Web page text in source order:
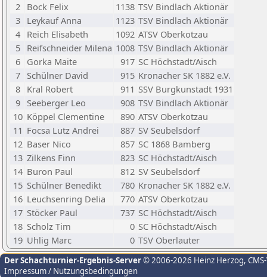
2
Bock Felix 1138 TSV Bindlach Aktionär
3
Leykauf Anna 1123 TSV Bindlach Aktionär
4
Reich Elisabeth 1092 ATSV Oberkotzau
5
Reifschneider Milena 1008 TSV Bindlach Aktionär
6
Gorka Maite 917 SC Höchstadt/Aisch
7
Schülner David 915 Kronacher SK 1882 e.V.
8
Kral Robert 911 SSV Burgkunstadt 1931
9
Seeberger Leo 908 TSV Bindlach Aktionär
10 Köppel Clementine 890 ATSV Oberkotzau
11 Focsa Lutz Andrei 887 SV Seubelsdorf
12 Baser Nico 857 SC 1868 Bamberg
13 Zilkens Finn 823 SC Höchstadt/Aisch
14 Buron Paul 812 SV Seubelsdorf
15 Schülner Benedikt 780 Kronacher SK 1882 e.V.
16 Leuchsenring Delia 770 ATSV Oberkotzau
17 Stöcker Paul 737 SC Höchstadt/Aisch
18 Scholz Tim 0 SC Höchstadt/Aisch
19 Uhlig Marc 0 TSV Oberlauter
Der Schachturnier-Ergebnis-Server© 2006-2026 Heinz Herzog,
Impressum / Nutzungsbedingungen